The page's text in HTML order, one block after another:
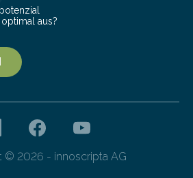
aus?
© 2026 - innoscripta AG